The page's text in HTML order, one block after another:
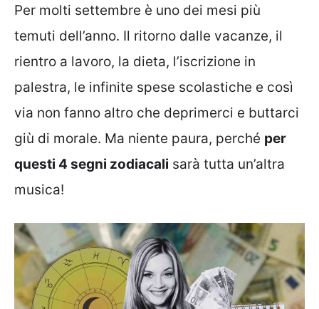
Per molti settembre è uno dei mesi più
temuti dell’anno. Il ritorno dalle vacanze, il
rientro a lavoro, la dieta, l’iscrizione in
palestra, le infinite spese scolastiche e così
via non fanno altro che deprimerci e buttarci
giù di morale. Ma niente paura, perché per
questi 4 segni zodiacali sarà tutta un’altra
musica!